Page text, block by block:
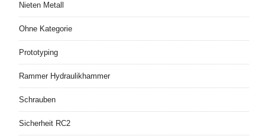
Nieten Metall
Ohne Kategorie
Prototyping
Rammer Hydraulikhammer
Schrauben
Sicherheit RC2